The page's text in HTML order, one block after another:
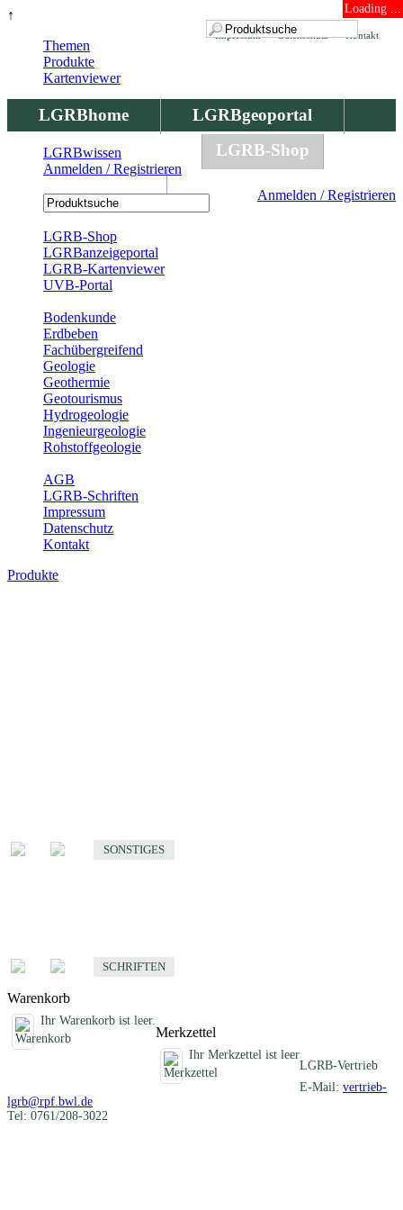
↑ Loading ...
Kontakt
Datenschutz
Impressum
LGRBhome
LGRBgeoportal
LGRBbohrungen
LGRB-Shop
Anmelden / Registrieren
Themen
Produkte
Kartenviewer
LGRBwissen
Anmelden / Registrieren
LGRB-Shop
LGRBanzeigeportal
LGRB-Kartenviewer
UVB-Portal
Bodenkunde
Erdbeben
Fachübergreifend
Geologie
Geothermie
Geotourismus
Hydrogeologie
Ingenieurgeologie
Rohstoffgeologie
AGB
LGRB-Schriften
Impressum
Datenschutz
Kontakt
Produkte
SONSTIGES
SCHRIFTEN
Warenkorb
Ihr Warenkorb ist leer.
Merkzettel
Ihr Merkzettel ist leer
LGRB-Vertrieb
E-Mail: vertrieb-
lgrb@rpf.bwl.de
Tel: 0761/208-3022